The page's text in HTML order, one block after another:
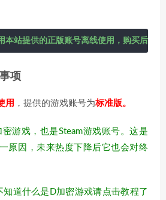
本站提供的正版账号离线使用，购买后在
项
用 ，提供的游戏账号为标准版。
游戏，也是Steam游戏账号。这是
原因，未来热度下降后它也会对终
道什么是D加密游戏请点击教程了